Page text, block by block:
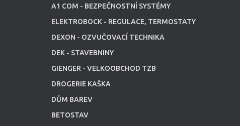
A1 COM - BEZPEČNOSTNÍ SYSTÉMY
ELEKTROBOCK - REGULACE, TERMOSTATY
DEXON - OZVUČOVACÍ TECHNIKA
DEK - STAVEBNINY
GIENGER - VELKOOBCHOD TZB
DROGERIE KAŠKA
DŮM BAREV
BETOSTAV